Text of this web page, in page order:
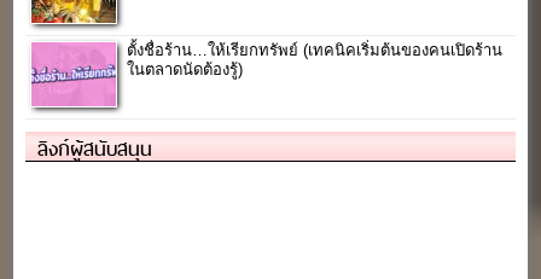
ตั้งชื่อร้าน…ให้เรียกทรัพย์ (เทคนิคเริ่มต้นของคนเปิดร้าน
ในตลาดนัดต้องรู้)
ลิงก์ผู้สนับสนุน